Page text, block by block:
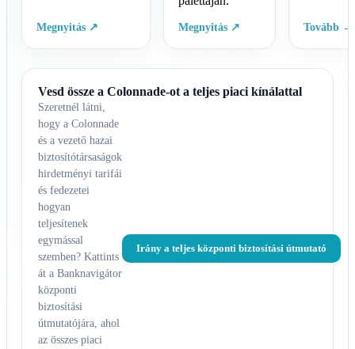
Megnyitás ↗ Megnyitás ↗ Tovább →
Vesd össze a Colonnade-ot a teljes piaci kínálattal
Szeretnél látni,
hogy a Colonnade
és a vezető hazai
biztosítótársaságok
hirdetményi tarifái
és fedezetei
hogyan
teljesítenek
egymással
szemben? Kattints
át a Banknavigátor
központi
biztosítási
útmutatójára, ahol
az összes piaci
Irány a teljes központi biztosítási útmutató